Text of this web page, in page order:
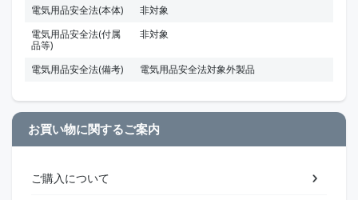
電気用品安全法(本体)
非対象
電気用品安全法(付属
品等)
非対象
電気用品安全法(備考) 電気用品安全法対象外製品
お買い物に関するご案内
ご購入について